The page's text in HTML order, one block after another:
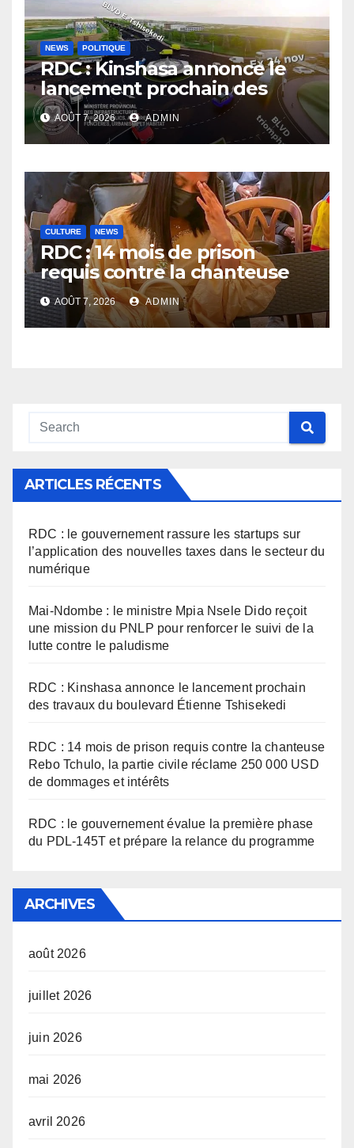
NEWS POLITIQUE
RDC : Kinshasa annonce le
lancement prochain des
travaux du boulevard
Étienne Tshisekedi
AOÛT 7, 2026 ADMIN
CULTURE NEWS
RDC : 14 mois de prison
requis contre la chanteuse
Rebo Tchulo, la partie civile
réclame 250 000 USD de
dommages et intérêts
AOÛT 7, 2026 ADMIN
ARTICLES RÉCENTS
RDC : le gouvernement rassure les startups sur
l’application des nouvelles taxes dans le secteur du
numérique
Mai-Ndombe : le ministre Mpia Nsele Dido reçoit
une mission du PNLP pour renforcer le suivi de la
lutte contre le paludisme
RDC : Kinshasa annonce le lancement prochain
des travaux du boulevard Étienne Tshisekedi
RDC : 14 mois de prison requis contre la chanteuse
Rebo Tchulo, la partie civile réclame 250 000 USD
de dommages et intérêts
RDC : le gouvernement évalue la première phase
du PDL-145T et prépare la relance du programme
ARCHIVES
août 2026
juillet 2026
juin 2026
mai 2026
avril 2026